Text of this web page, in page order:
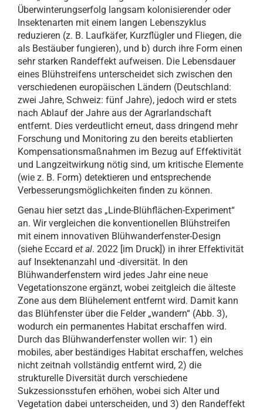
Überwinterungserfolg langsam kolonisierender oder
Insektenarten mit einem langen Lebenszyklus
reduzieren (z. B. Laufkäfer, Kurzflügler und Fliegen, die
als Bestäuber fungieren), und b) durch ihre Form einen
sehr starken Randeffekt aufweisen. Die Lebensdauer
eines Blühstreifens unterscheidet sich zwischen den
verschiedenen europäischen Ländern (Deutschland:
zwei Jahre, Schweiz: fünf Jahre), jedoch wird er stets
nach Ablauf der Jahre aus der Agrarlandschaft
entfernt. Dies verdeutlicht erneut, dass dringend mehr
Forschung und Monitoring zu den bereits etablierten
Kompensationsmaßnahmen im Bezug auf Effektivität
und Langzeitwirkung nötig sind, um kritische Elemente
(wie z. B. Form) detektieren und entsprechende
Verbesserungsmöglichkeiten finden zu können.
Genau hier setzt das „Linde-Blühflächen-Experiment“
an. Wir vergleichen die konventionellen Blühstreifen
mit einem innovativen Blühwanderfenster-Design
(siehe Eccard et al. 2022 [im Druck]) in ihrer Effektivität
auf Insektenanzahl und -diversität. In den
Blühwanderfenstern wird jedes Jahr eine neue
Vegetationszone ergänzt, wobei zeitgleich die älteste
Zone aus dem Blühelement entfernt wird. Damit kann
das Blühfenster über die Felder „wandern“ (Abb. 3),
wodurch ein permanentes Habitat erschaffen wird.
Durch das Blühwanderfenster wollen wir: 1) ein
mobiles, aber beständiges Habitat erschaffen, welches
nicht zeitnah vollständig entfernt wird, 2) die
strukturelle Diversität durch verschiedene
Sukzessionsstufen erhöhen, wobei sich Alter und
Vegetation dabei unterscheiden, und 3) den Randeffekt